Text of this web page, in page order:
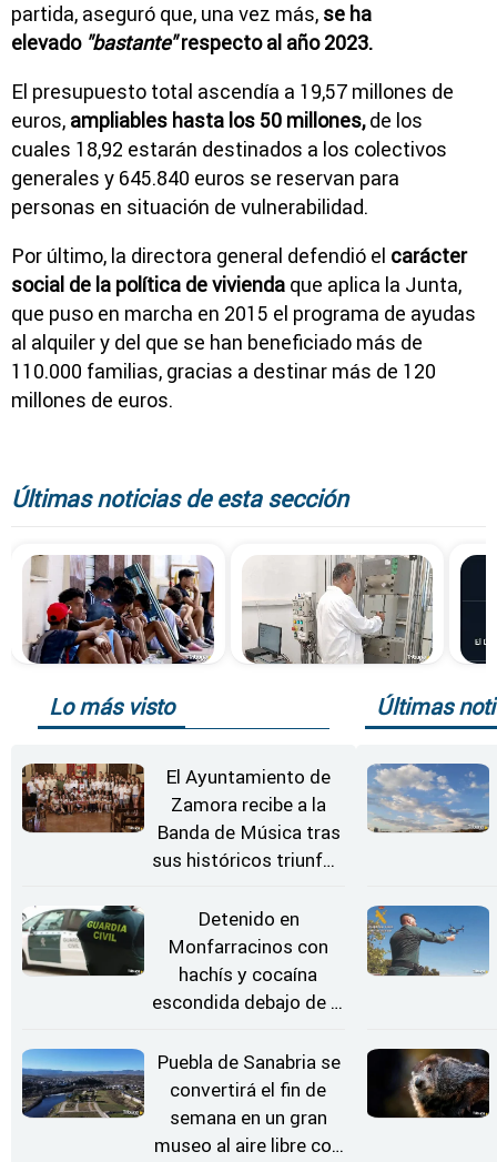
partida, aseguró que, una vez más, se ha
elevado "bastante"respecto al año 2023.
El presupuesto total ascendía a 19,57 millones de
euros, ampliables hasta los 50 millones,de los
cuales 18,92 estarán destinados a los colectivos
generales y 645.840 euros se reservan para
personas en situación de vulnerabilidad.
Por último, la directora general defendió el carácter
social de la política de vivienda que aplica la Junta,
que puso en marcha en 2015 el programa de ayudas
al alquiler y del que se han beneficiado más de
110.000 familias, gracias a destinar más de 120
millones de euros.
Últimas noticias de esta sección
Lo más visto
El Ayuntamiento de
Zamora recibe a la
Banda de Música tras
sus históricos triunfos
Detenido en
Monfarracinos con
hachís y cocaína
escondida debajo de la
coche
Puebla de Sanabria se
convertirá el fin de
semana en un gran
museo al aire libre con
Últimas